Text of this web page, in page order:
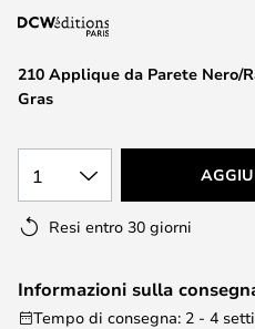
immagini
210 Applique da Parete Nero/
Gras
1
Resi entro 30 giorni
Informazioni sulla
Tempo di consegna: 2 - 4